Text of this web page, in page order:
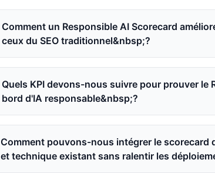
Comment un Responsible AI Scorecard
ceux du SEO traditionnel&nbsp;?
Quels KPI devons-nous suivre pour prouver le
bord d'IA responsable&nbsp;?
Comment pouvons-nous intégrer le scorecard
et technique existant sans ralentir les